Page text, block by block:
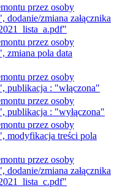
przez osoby
zmiana załącznika
przez osoby
zmiana pola data
przez osoby
publikacja : "włączona"
przez osoby
publikacja : "wyłączona"
przez osoby
modyfikacja treści pola
przez osoby
zmiana załącznika